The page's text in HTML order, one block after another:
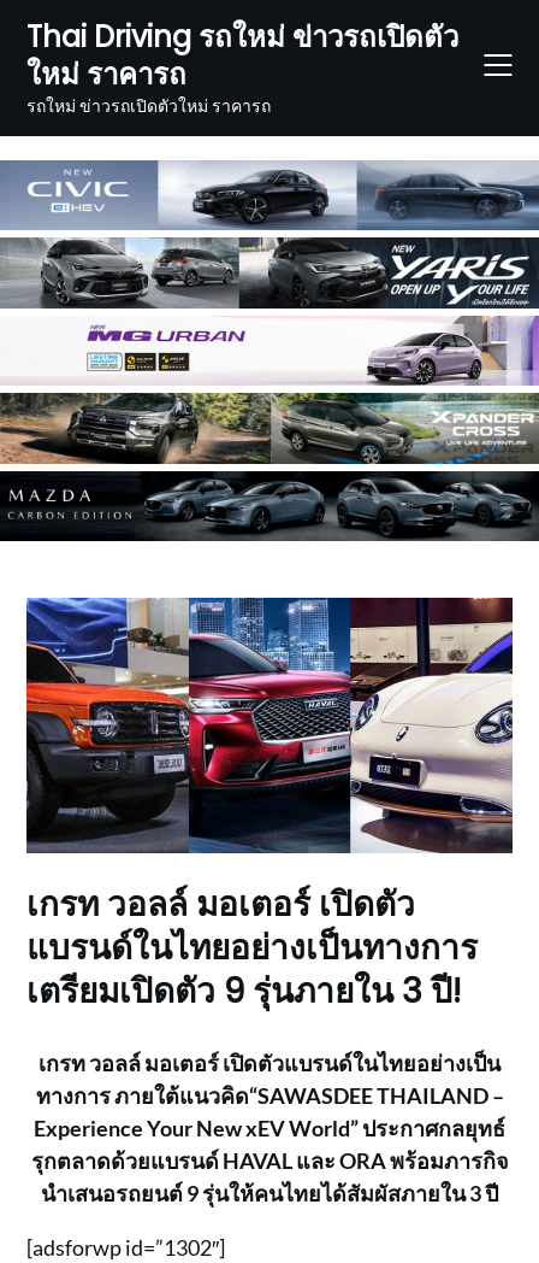
content
Thai Driving รถใหม่ ข่าวรถเปิดตัว
ใหม่ ราคารถ
รถใหม่ ข่าวรถเปิดตัวใหม่ ราคารถ
เกรท วอลล์ มอเตอร์ เปิดตัว
แบรนด์ในไทยอย่างเป็นทางการ
เตรียมเปิดตัว 9 รุ่นภายใน 3 ปี!
เกรท วอลล์ มอเตอร์ เปิดตัวแบรนด์ในไทยอย่างเป็น
ทางการ ภายใต้แนวคิด“SAWASDEE THAILAND –
Experience Your New xEV World”ประกาศกลยุทธ์
รุกตลาดด้วยแบรนด์ HAVALและORAพร้อมภารกิจ
นำเสนอรถยนต์9รุ่นให้คนไทยได้สัมผัสภายใน3ปี
[adsforwp id=”1302″]